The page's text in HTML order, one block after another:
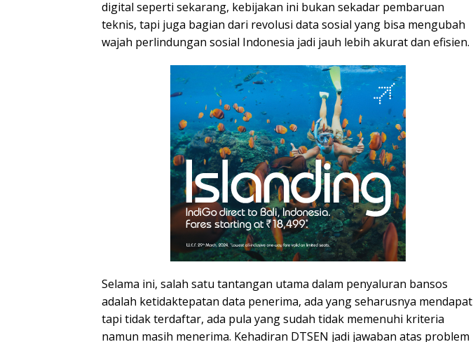
digital seperti sekarang, kebijakan ini bukan sekadar pembaruan
teknis, tapi juga bagian dari revolusi data sosial yang bisa mengubah
wajah perlindungan sosial Indonesia jadi jauh lebih akurat dan efisien.
Selama ini, salah satu tantangan utama dalam penyaluran bansos
adalah ketidaktepatan data penerima, ada yang seharusnya mendapat
tapi tidak terdaftar, ada pula yang sudah tidak memenuhi kriteria
namun masih menerima. Kehadiran DTSEN jadi jawaban atas problem